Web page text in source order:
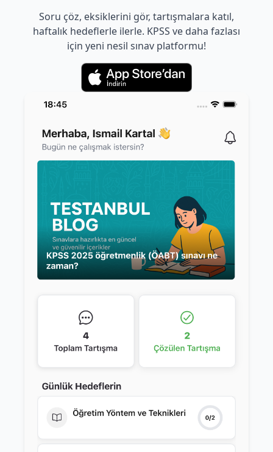
Soru çöz, eksiklerini gör, tartışmalara katıl,
haftalık hedeflerle ilerle. KPSS ve daha fazlası
için yeni nesil sınav platformu!